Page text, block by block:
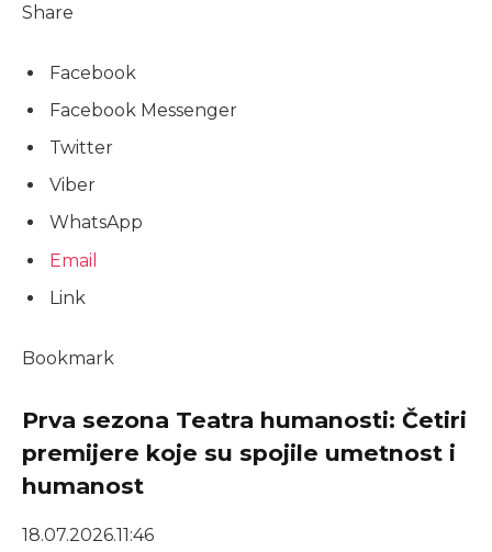
Share
Facebook
Facebook Messenger
Twitter
Viber
WhatsApp
Email
Link
Bookmark
Prva sezona Teatra humanosti: Četiri
premijere koje su spojile umetnost i
humanost
18.07.2026.11:46